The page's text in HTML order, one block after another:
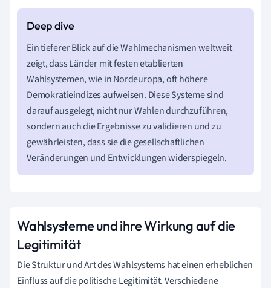
Ein tieferer Blick auf die Wahlmechanismen weltweit
zeigt, dass Länder mit festen etablierten
Wahlsystemen, wie in Nordeuropa, oft höhere
Demokratieindizes aufweisen. Diese Systeme sind
darauf ausgelegt, nicht nur Wahlen durchzuführen,
sondern auch die Ergebnisse zu validieren und zu
gewährleisten, dass sie die gesellschaftlichen
Veränderungen und Entwicklungen widerspiegeln.
Wahlsysteme und ihre Wirkung auf die
Legitimität
Die Struktur und Art des Wahlsystems hat einen erheblichen
Einfluss auf die politische Legitimität. Verschiedene